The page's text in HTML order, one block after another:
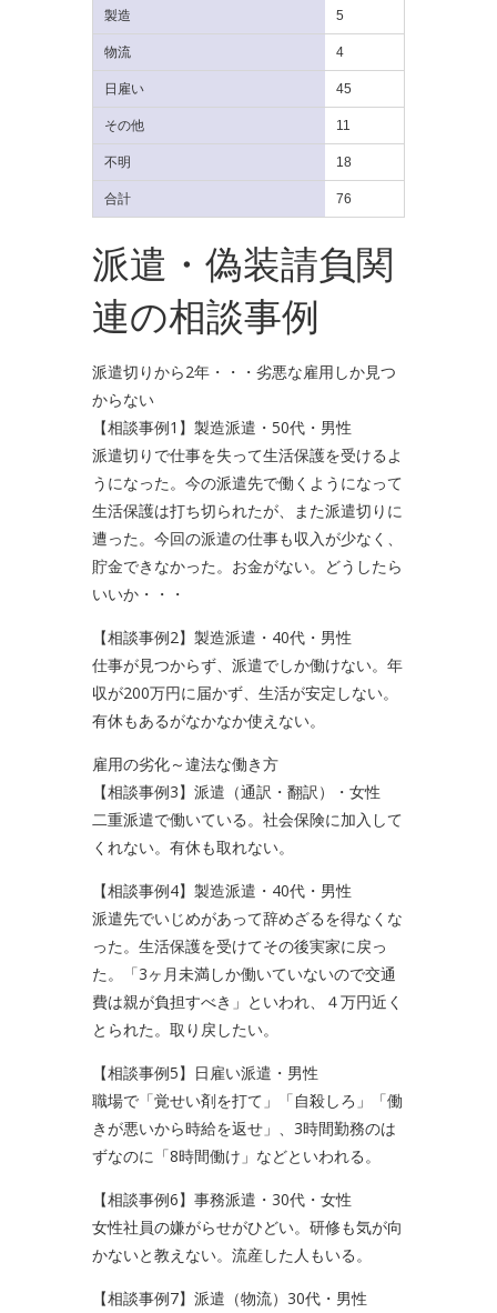
製造 5
物流 4
日雇い 45
その他 11
不明 18
合計 76
派遣・偽装請負関
連の相談事例
派遣切りから2年・・・劣悪な雇用しか見つ
からない
【相談事例1】製造派遣・50代・男性
派遣切りで仕事を失って生活保護を受けるよ
うになった。今の派遣先で働くようになって
生活保護は打ち切られたが、また派遣切りに
遭った。今回の派遣の仕事も収入が少なく、
貯金できなかった。お金がない。どうしたら
いいか・・・
【相談事例2】製造派遣・40代・男性
仕事が見つからず、派遣でしか働けない。年
収が200万円に届かず、生活が安定しない。
有休もあるがなかなか使えない。
雇用の劣化～違法な働き方
【相談事例3】派遣（通訳・翻訳）・女性
二重派遣で働いている。社会保険に加入して
くれない。有休も取れない。
【相談事例4】製造派遣・40代・男性
派遣先でいじめがあって辞めざるを得なくな
った。生活保護を受けてその後実家に戻っ
た。「3ヶ月未満しか働いていないので交通
費は親が負担すべき」といわれ、４万円近く
とられた。取り戻したい。
【相談事例5】日雇い派遣・男性
職場で「覚せい剤を打て」「自殺しろ」「働
きが悪いから時給を返せ」、3時間勤務のは
ずなのに「8時間働け」などといわれる。
【相談事例6】事務派遣・30代・女性
女性社員の嫌がらせがひどい。研修も気が向
かないと教えない。流産した人もいる。
【相談事例7】派遣（物流）30代・男性